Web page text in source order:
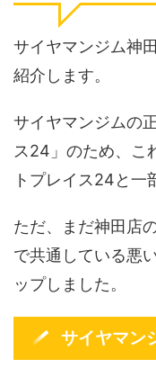
サイヤマンジム神
紹介します。
サイヤマンジムの
ス24」のため、こ
トプレイス24と一
ただ、まだ神田店
で共通している悪
ップしました。
サイヤマン